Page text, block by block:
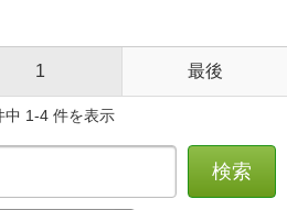
1 最後
中 1-4 件を表示
検索